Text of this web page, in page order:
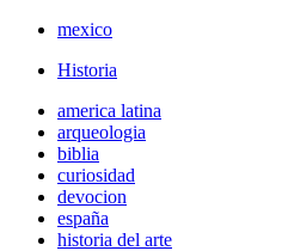
mexico
Historia
america latina
arqueologia
biblia
curiosidad
devocion
españa
historia del arte